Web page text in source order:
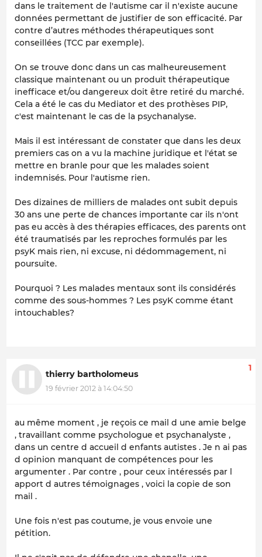
dans le traitement de l'autisme car il n'existe aucune
données permettant de justifier de son efficacité. Par
contre d’autres méthodes thérapeutiques sont
conseillées (TCC par exemple).
On se trouve donc dans un cas malheureusement
classique maintenant ou un produit thérapeutique
inefficace et/ou dangereux doit être retiré du marché.
Cela a été le cas du Mediator et des prothèses PIP,
c'est maintenant le cas de la psychanalyse.
Mais il est intéressant de constater que dans les deux
premiers cas on a vu la machine juridique et l'état se
mettre en branle pour que les malades soient
indemnisés. Pour l'autisme rien.
Des dizaines de milliers de malades ont subit depuis
30 ans une perte de chances importante car ils n'ont
pas eu accès à des thérapies efficaces, des parents ont
été traumatisés par les reproches formulés par les
psyK mais rien, ni excuse, ni dédommagement, ni
poursuite.
Pourquoi ? Les malades mentaux sont ils considérés
comme des sous-hommes ? Les psyK comme étant
intouchables?
thierry bartholomeus
19 février 2012 à 14:04:50
1
au même moment , je reçois ce mail d une amie belge
, travaillant comme psychologue et psychanalyste ,
dans un centre d accueil d enfants autistes . Je n ai pas
d opinion manquant de compétences pour les
argumenter . Par contre , pour ceux intéressés par l
apport d autres témoignages , voici la copie de son
mail .
Une fois n'est pas coutume, je vous envoie une
pétition.